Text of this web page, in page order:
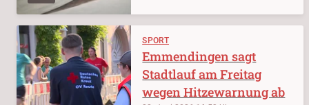
SPORT
Emmendingen sagt
Stadtlauf am Freitag
wegen Hitzewarnung ab